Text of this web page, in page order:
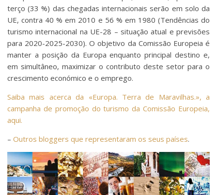
terço (33 %) das chegadas internacionais serão em solo da
UE, contra 40 % em 2010 e 56 % em 1980 (Tendências do
turismo internacional na UE-28 – situação atual e previsões
para 2020-2025-2030). O objetivo da Comissão Europeia é
manter a posição da Europa enquanto principal destino e,
em simultâneo, maximizar o contributo deste setor para o
crescimento económico e o emprego.
Saiba mais acerca da «Europa. Terra de Maravilhas.», a
campanha de promoção do turismo da Comissão Europeia,
aqui.
– Outros bloggers que representaram os seus países.